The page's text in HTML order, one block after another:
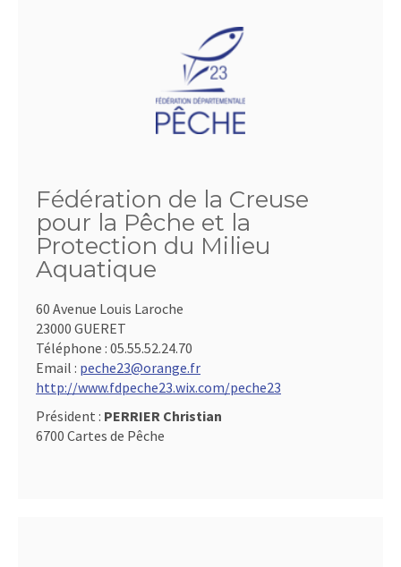
Fédération de la Creuse
pour la Pêche et la
Protection du Milieu
Aquatique
60 Avenue Louis Laroche
23000 GUERET
Téléphone : 05.55.52.24.70
Email : peche23@orange.fr
http://www.fdpeche23.wix.com/peche23
Président : PERRIER Christian
6700 Cartes de Pêche